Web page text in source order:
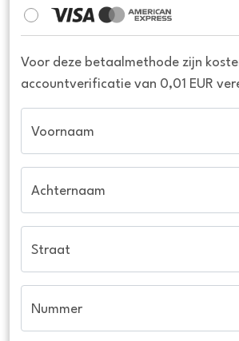
Voor deze betaalmethode zijn
accountverificatie van 0,01 EUR
Voornaam
Achternaam
Straat
Nummer